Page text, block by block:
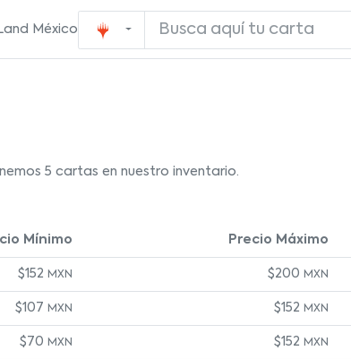
México
5 cartas en nuestro inventario.
Mínimo Precio Máximo
$152 MXN $200 MXN
$107 MXN $152 MXN
$70 MXN $152 MXN